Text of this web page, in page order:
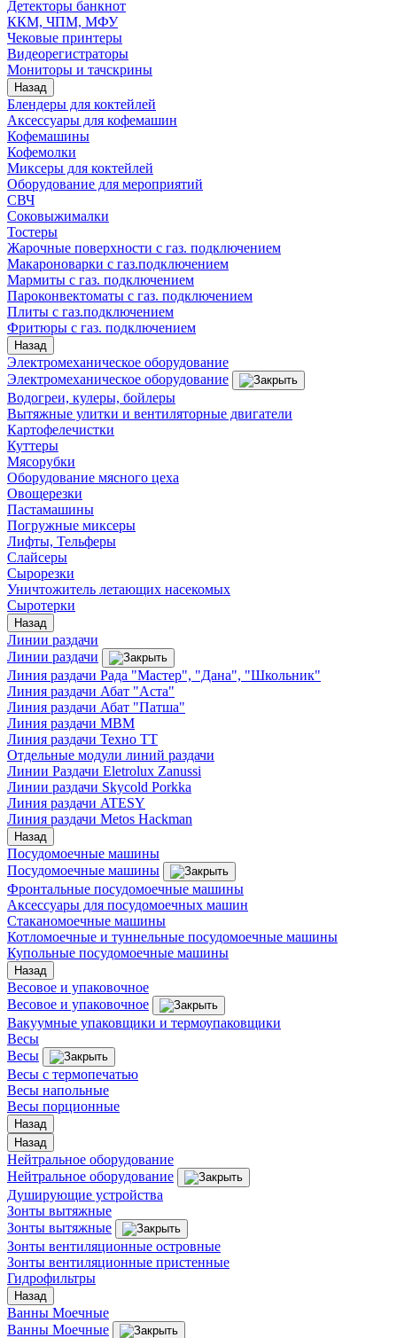
Детекторы банкнот
ККМ, ЧПМ, МФУ
Чековые принтеры
Видеорегистраторы
Мониторы и тачскрины
Назад
Блендеры для коктейлей
Аксессуары для кофемашин
Кофемашины
Кофемолки
Миксеры для коктейлей
Оборудование для мероприятий
СВЧ
Соковыжималки
Тостеры
Жарочные поверхности с газ. подключением
Макароноварки с газ.подключением
Мармиты с газ. подключением
Пароконвектоматы с газ. подключением
Плиты с газ.подключением
Фритюры с газ. подключением
Назад
Электромеханическое оборудование
Электромеханическое оборудование
Водогреи, кулеры, бойлеры
Вытяжные улитки и вентиляторные двигатели
Картофелечистки
Куттеры
Мясорубки
Оборудование мясного цеха
Овощерезки
Пастамашины
Погружные миксеры
Лифты, Тельферы
Слайсеры
Сырорезки
Уничтожитель летающих насекомых
Сыротерки
Назад
Линии раздачи
Линии раздачи
Линия раздачи Рада "Мастер", "Дана", "Школьник"
Линия раздачи Абат "Аста"
Линия раздачи Абат "Патша"
Линия раздачи МВМ
Линия раздачи Техно ТТ
Отдельные модули линий раздачи
Линии Раздачи Eletrolux Zanussi
Линии раздачи Skycold Porkka
Линия раздачи ATESY
Линия раздачи Metos Hackman
Назад
Посудомоечные машины
Посудомоечные машины
Фронтальные посудомоечные машины
Аксессуары для посудомоечных машин
Стаканомоечные машины
Котломоечные и туннельные посудомоечные машины
Купольные посудомоечные машины
Назад
Весовое и упаковочное
Весовое и упаковочное
Вакуумные упаковщики и термоупаковщики
Весы
Весы
Весы с термопечатью
Весы напольные
Весы порционные
Назад
Назад
Нейтральное оборудование
Нейтральное оборудование
Душирующие устройства
Зонты вытяжные
Зонты вытяжные
Зонты вентиляционные островные
Зонты вентиляционные пристенные
Гидрофильтры
Назад
Ванны Моечные
Ванны Моечные